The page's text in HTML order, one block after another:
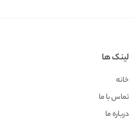
لینک ها
خانه
تماس با ما
درباره ما